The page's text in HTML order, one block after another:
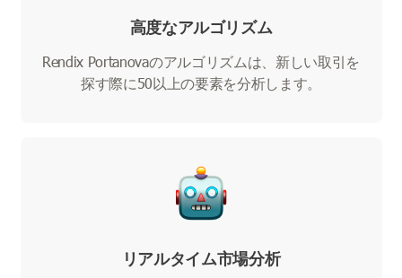
高度なアルゴリズム
Rendix Portanovaのアルゴリズムは、新しい取引を
探す際に50以上の要素を分析します。
リアルタイム市場分析